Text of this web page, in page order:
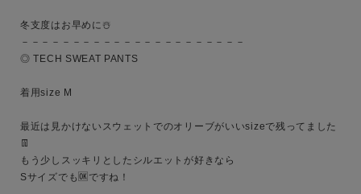
冬支度はお早めに☃️
－－－－－－－－－－－－－－－－－－－－－－
◎ TECH SWEAT PANTS
着用size M
最近は見かけないスウェットでのオリーブがいいsizeで残ってました
👖
もう少しスッキリとしたシルエットが好きなら
Sサイズでも🆗ですね！